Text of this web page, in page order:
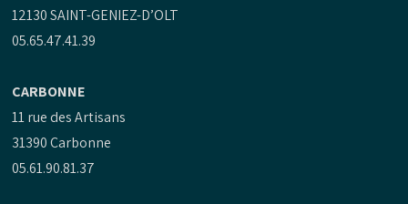
12130 SAINT-GENIEZ-D’OLT
05.65.47.41.39
CARBONNE
11 rue des Artisans
31390 Carbonne
05.61.90.81.37